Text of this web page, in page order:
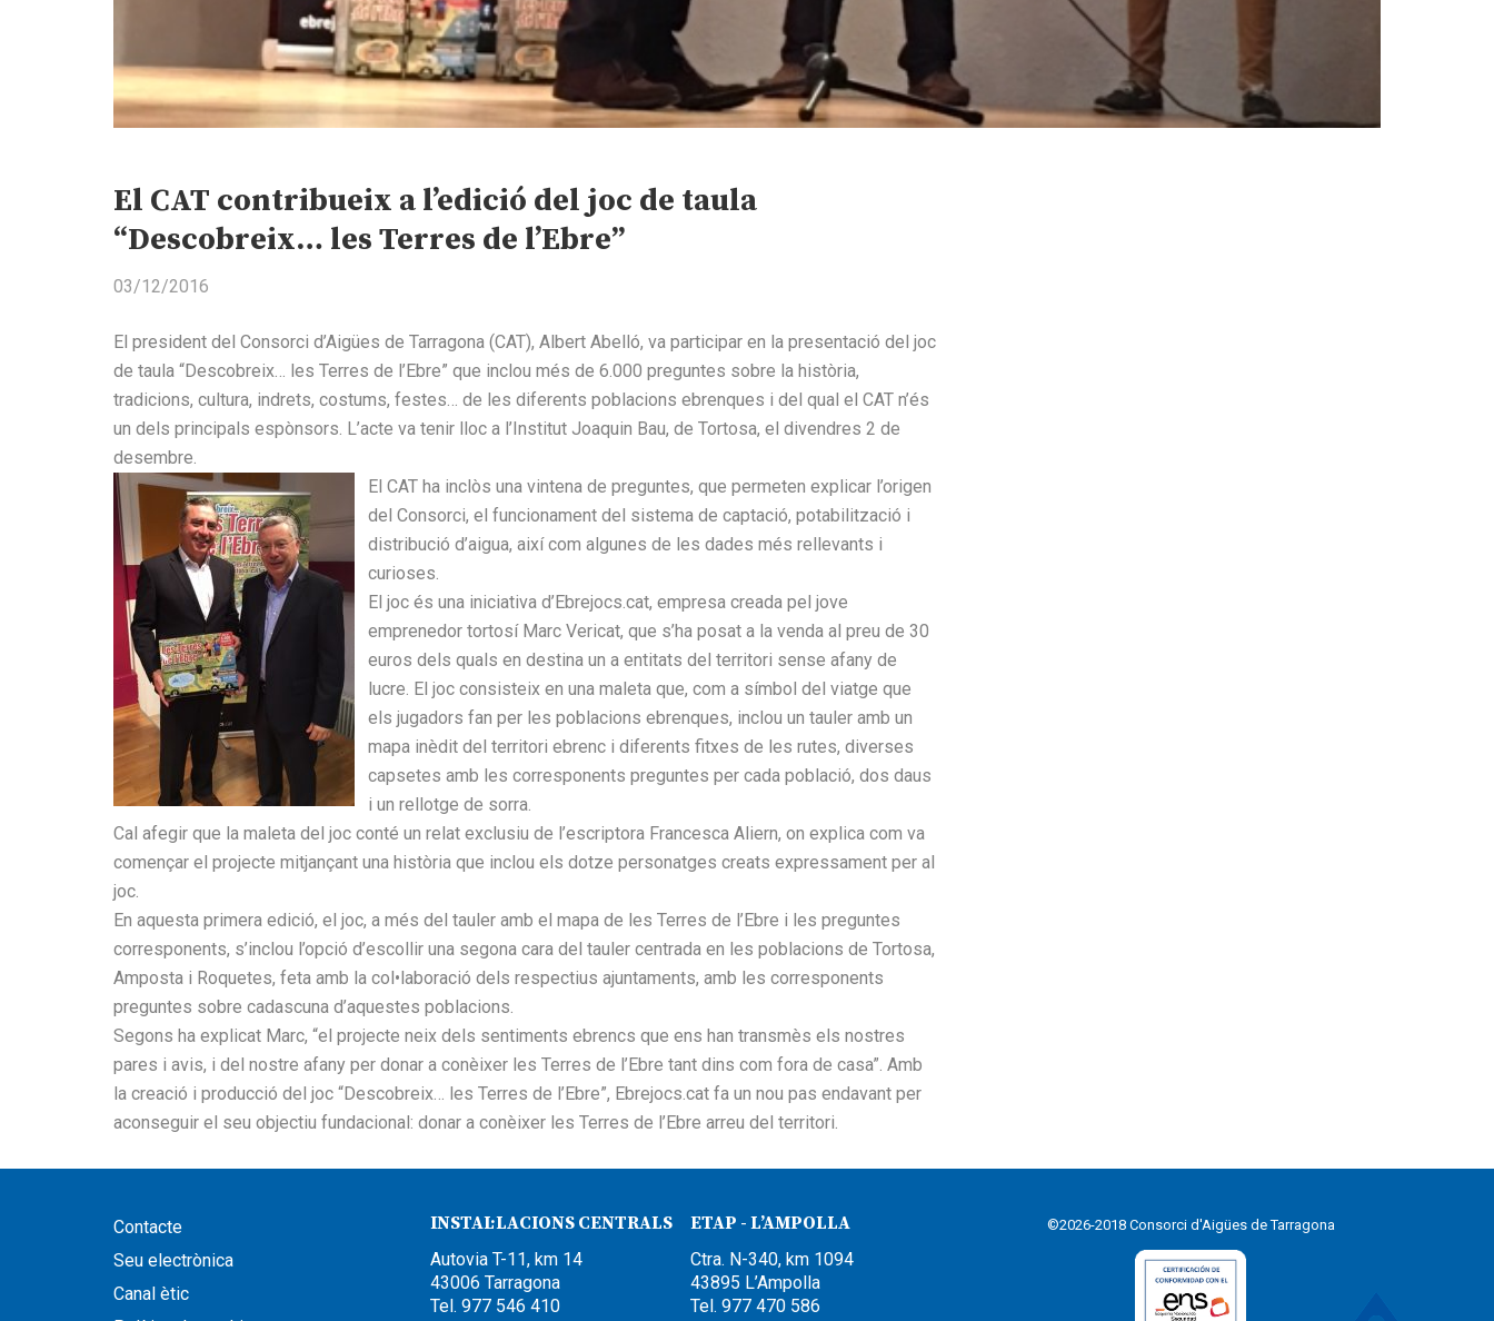
El CAT contribueix a l’edició del joc de taula
“Descobreix… les Terres de l’Ebre”
03/12/2016
El president del Consorci d’Aigües de Tarragona (CAT), Albert Abelló, va participar en la presentació del joc
de taula “Descobreix… les Terres de l’Ebre” que inclou més de 6.000 preguntes sobre la història,
tradicions, cultura, indrets, costums, festes… de les diferents poblacions ebrenques i del qual el CAT n’és
un dels principals espònsors. L’acte va tenir lloc a l’Institut Joaquin Bau, de Tortosa, el divendres 2 de
desembre.
El CAT ha inclòs una vintena de preguntes, que permeten explicar l’origen
del Consorci, el funcionament del sistema de captació, potabilització i
distribució d’aigua, així com algunes de les dades més rellevants i
curioses.
El joc és una iniciativa d’Ebrejocs.cat, empresa creada pel jove
emprenedor tortosí Marc Vericat, que s’ha posat a la venda al preu de 30
euros dels quals en destina un a entitats del territori sense afany de
lucre. El joc consisteix en una maleta que, com a símbol del viatge que
els jugadors fan per les poblacions ebrenques, inclou un tauler amb un
mapa inèdit del territori ebrenc i diferents fitxes de les rutes, diverses
capsetes amb les corresponents preguntes per cada població, dos daus
i un rellotge de sorra.
Cal afegir que la maleta del joc conté un relat exclusiu de l’escriptora Francesca Aliern, on explica com va
començar el projecte mitjançant una història que inclou els dotze personatges creats expressament per al
joc.
En aquesta primera edició, el joc, a més del tauler amb el mapa de les Terres de l’Ebre i les preguntes
corresponents, s’inclou l’opció d’escollir una segona cara del tauler centrada en les poblacions de Tortosa,
Amposta i Roquetes, feta amb la col•laboració dels respectius ajuntaments, amb les corresponents
preguntes sobre cadascuna d’aquestes poblacions.
Segons ha explicat Marc, “el projecte neix dels sentiments ebrencs que ens han transmès els nostres
pares i avis, i del nostre afany per donar a conèixer les Terres de l’Ebre tant dins com fora de casa”. Amb
la creació i producció del joc “Descobreix… les Terres de l’Ebre”, Ebrejocs.cat fa un nou pas endavant per
aconseguir el seu objectiu fundacional: donar a conèixer les Terres de l’Ebre arreu del territori.
Contacte
Seu electrònica
Canal ètic
INSTAL·LACIONS CENTRALS
Autovia T-11, km 14
43006 Tarragona
Tel. 977 546 410
ETAP - L’AMPOLLA
Ctra. N-340, km 1094
43895 L’Ampolla
Tel. 977 470 586
©2026-2018 Consorci d'Aigües de Tarragona